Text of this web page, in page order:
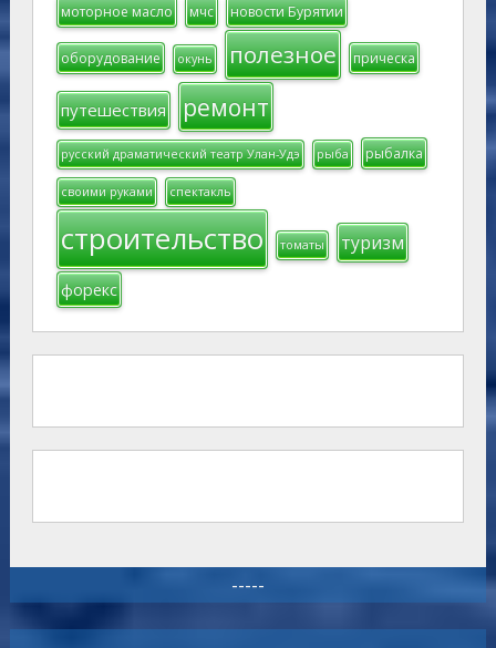
моторное масло мчс новости Бурятии
оборудование окунь полезное прическа
путешествия ремонт
русский драматический театр Улан-Удэ рыба рыбалка
своими руками спектакль
строительство томаты туризм
форекс
-----